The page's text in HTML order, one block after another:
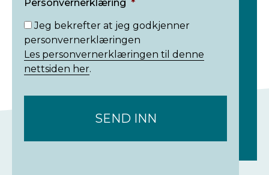
Personvernerklæring *
Jeg bekrefter at jeg godkjenner
personvernerklæringen
Les personvernerklæringen til denne
nettsiden her.
C